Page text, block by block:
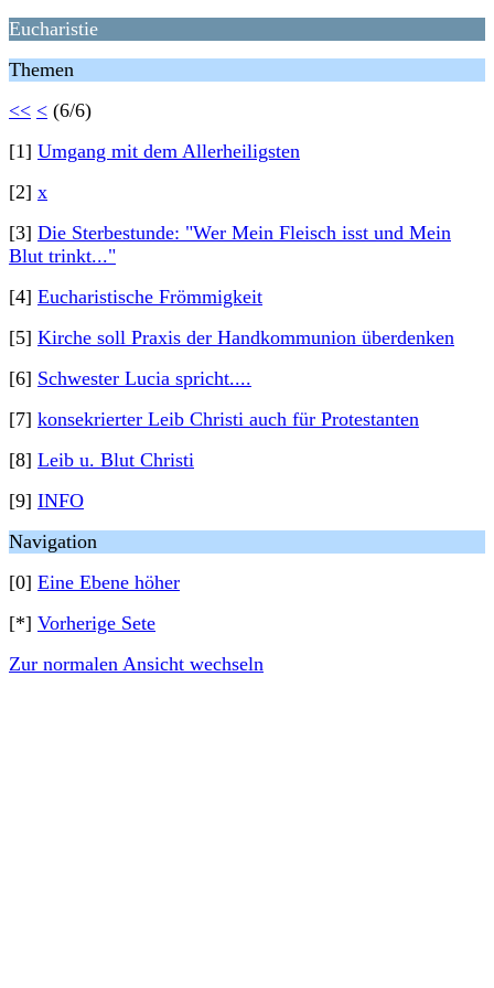
Eucharistie
Themen
<< < (6/6)
[1] Umgang mit dem Allerheiligsten
[2] x
[3] Die Sterbestunde: "Wer Mein Fleisch isst und Mein
Blut trinkt..."
[4] Eucharistische Frömmigkeit
[5] Kirche soll Praxis der Handkommunion überdenken
[6] Schwester Lucia spricht....
[7] konsekrierter Leib Christi auch für Protestanten
[8] Leib u. Blut Christi
[9] INFO
Navigation
[0] Eine Ebene höher
[*] Vorherige Sete
Zur normalen Ansicht wechseln